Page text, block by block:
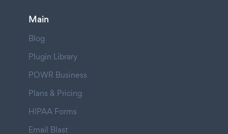
Main
Blog
Plugin Library
POWR Business
Plans & Pricing
HIPAA Forms
Email Blast